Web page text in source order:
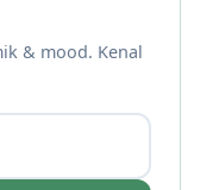
& mood. Kenal